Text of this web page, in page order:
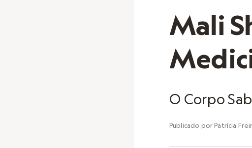
Mali
O Corpo
Publicado por Patrícia